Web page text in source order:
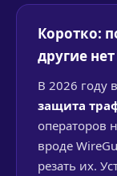
Коротко:
другие нет
В 2026 году
защита
операторов
вроде
резать их.